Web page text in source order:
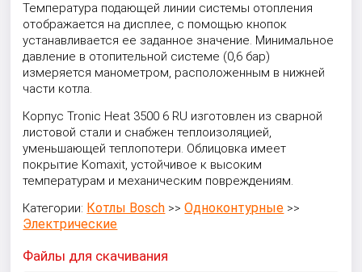
Температура подающей линии системы отопления
отображается на дисплее, с помощью кнопок
устанавливается ее заданное значение. Минимальное
давление в отопительной системе (0,6 бар)
измеряется манометром, расположенным в нижней
части котла.
Корпус Tronic Heat 3500 6 RU изготовлен из сварной
листовой стали и снабжен теплоизоляцией,
уменьшающей теплопотери. Облицовка имеет
покрытие Komaxit, устойчивое к высоким
температурам и механическим повреждениям.
Категории: Котлы Bosch >>Одноконтурные >>
Электрические
Файлы для скачивания